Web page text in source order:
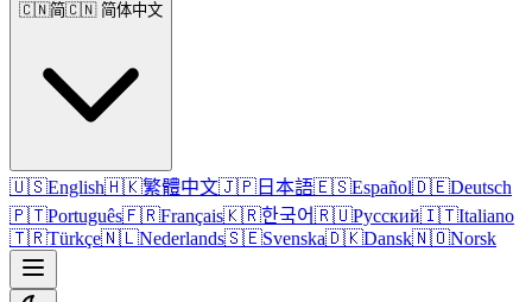
🇨🇳简🇨🇳 简体中文
🇺🇸English🇭🇰繁體中文🇯🇵 日本語🇪🇸Español🇩🇪Deutsch
🇵🇹Português🇫🇷Français🇰🇷한국어🇷🇺Русский🇮🇹Italiano
🇹🇷Türkçe🇳🇱Nederlands🇸🇪Svenska🇩🇰Dansk🇳🇴Norsk